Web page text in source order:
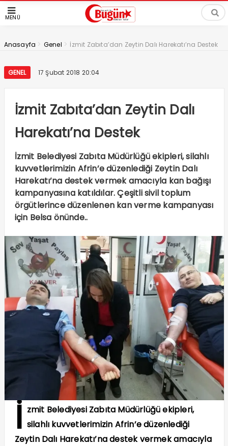
MENÜ
Anasayfa > Genel > İzmit Zabıta’dan Zeytin Dalı Harekatı’na Destek
GENEL 17 Şubat 2018 20:04
İzmit Zabıta’dan Zeytin Dalı
Harekatı’na Destek
İzmit Belediyesi Zabıta Müdürlüğü ekipleri, silahlı
kuvvetlerimizin Afrin’e düzenlediği Zeytin Dalı
Harekatı’na destek vermek amacıyla kan bağışı
kampanyasına katıldılar. Çeşitli sivil toplum
örgütlerince düzenlenen kan verme kampanyası
için Belsa önünde..
İ zmit Belediyesi Zabıta Müdürlüğü ekipleri,
silahlı kuvvetlerimizin Afrin’e düzenlediği
Zeytin Dalı Harekatı’na destek vermek amacıyla